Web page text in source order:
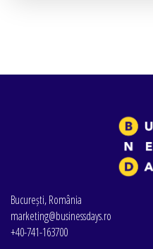
București, România
marketing@businessdays.ro
+40-741-163700